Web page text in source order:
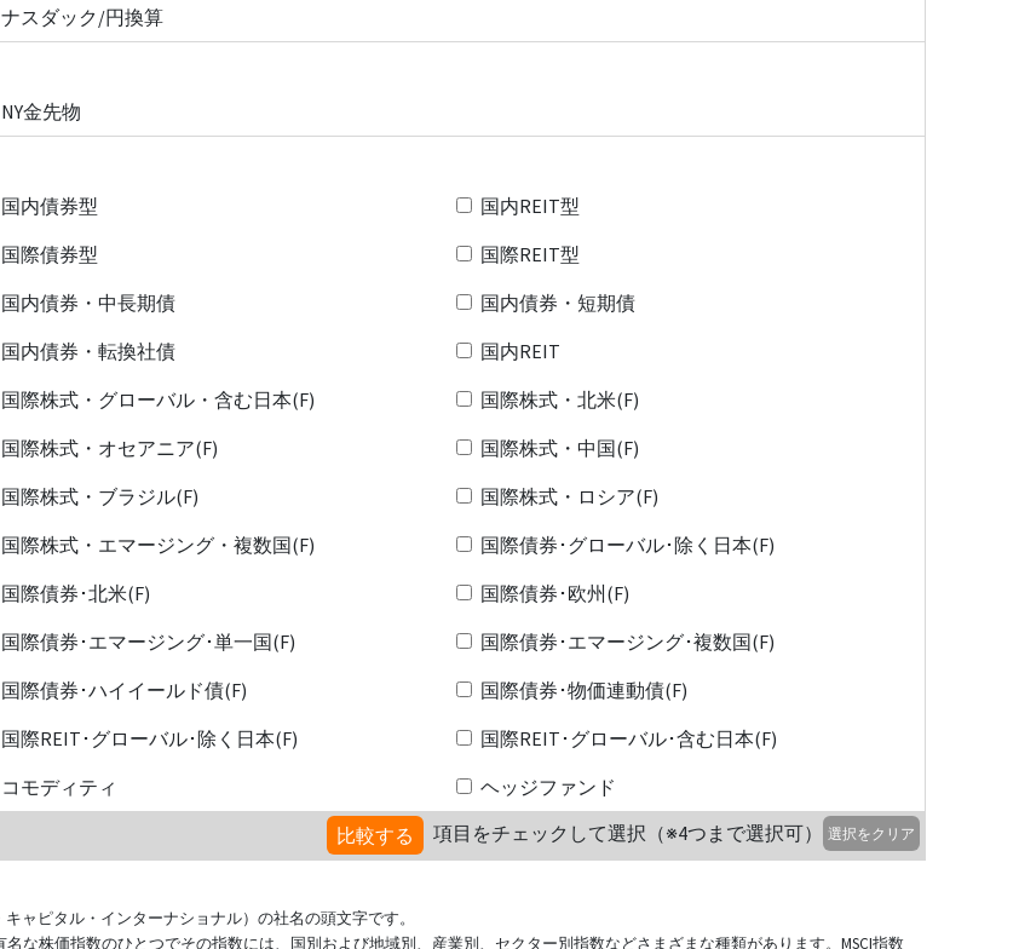
ナスダック/円換算
NY金先物
国内債券型
国内REIT型
国際債券型
国際REIT型
国内債券・中長期債
国内債券・短期債
国内債券・転換社債
国内REIT
国際株式・グローバル・含む日本(F)
国際株式・北米(F)
国際株式・オセアニア(F)
国際株式・中国(F)
国際株式・ブラジル(F)
国際株式・ロシア(F)
国際株式・エマージング・複数国(F)
国際債券･グローバル･除く日本(F)
国際債券･北米(F)
国際債券･欧州(F)
国際債券･エマージング･単一国(F)
国際債券･エマージング･複数国(F)
国際債券･ハイイールド債(F)
国際債券･物価連動債(F)
国際REIT･グローバル･除く日本(F)
国際REIT･グローバル･含む日本(F)
コモディティ
ヘッジファンド
比較する
項目をチェックして選択（※4つまで選択可） 選択をクリア
ャピタル・インターナショナル）の社名の頭文字です。
な株価指数のひとつでその指数には、国別および地域別、産業別、セクター別指数などさまざまな種類があります。MSCI指数